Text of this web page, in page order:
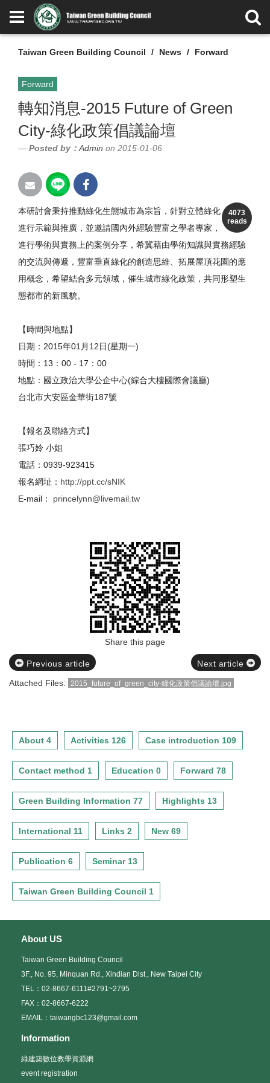
Taiwan Green Building Council News Forward
Forward
轉知消息-2015 Future of Green
City-綠化政策倡議論壇
Posted by： Admin on 2015-01-06
4073
reads
本研討會秉持推動綠化生態城市為宗旨， 針對立體綠化
進行示範與推廣，並邀請國內外經驗豐富之學者專家，
進行學術與實務上的案例分享， 希冀藉由學術知識與實務經驗
的交流與傳遞， 豐富垂直綠化的創造思維、拓展屋頂花園的應
用概念， 希望結合多元領域，催生城市綠化政策， 共同形塑生
態都市的新風貌。
【時間與地點】
日期：2015年01月12日(星期一)
時間：13：00 - 17：00
地點：國立政治大學公企中心(綜合大樓國際會議廳)
台北市大安區金華街187號
【報名及聯絡方式】
張巧姈 小姐
電話：0939-923415
報名網址： http://ppt.cc/sNIK
E-mail：
princelynn@livemail.tw
Share this page
Previous article
Next article
Attached Files:
2015_future_of_green_city-綠化政策倡議論壇.jpg
About 4 Activities 126 Case introduction 109
Contact method 1 Education 0 Forward 78
Green Building Information 77 Highlights 13
International 11 Links 2 New 69
Publication 6 Seminar 13
Taiwan Green Building Council 1
About US
Taiwan Green Building Council
3F., No. 95, Minquan Rd., Xindian Dist., New Taipei City
TEL：02-8667-6111#2791~2795
FAX：02-8667-6222
EMAIL：taiwangbc123@gmail.com
Information
綠建築數位教學資源網
event registration